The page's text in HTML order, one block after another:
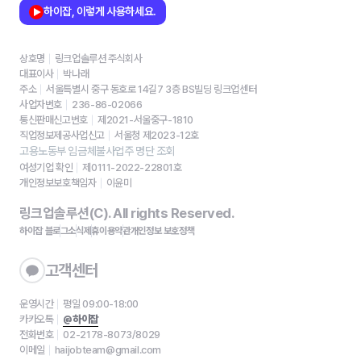
하이잡, 이렇게 사용하세요.
상호명
링크업솔루션 주식회사
대표이사
박나래
주소
서울특별시 중구 동호로 14길7 3층 BS빌딩 링크업센터
사업자번호
236-86-02066
통신판매신고번호
제2021-서울중구-1810
직업정보제공사업신고
서울청 제2023-12호
고용노동부 임금체불사업주 명단 조회
여성기업 확인
제0111-2022-22801호
개인정보보호책임자
이윤미
링크업솔루션(C). All rights Reserved.
하이잡 블로그소식제휴이용약관개인정보 보호정책
고객센터
운영시간
평일 09:00-18:00
카카오톡
@하이잡
전화번호
02-2178-8073/8029
이메일
haijobteam@gmail.com